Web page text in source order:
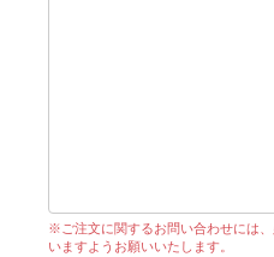
※ご注文に関するお問い合わせには
いますようお願いいたします。